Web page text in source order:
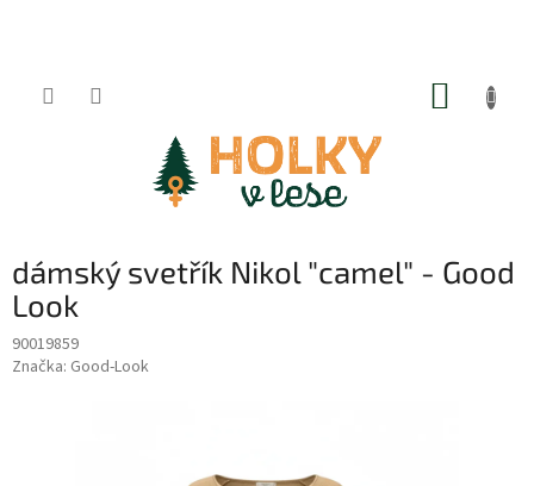
dámský svetřík Nikol "camel" - Good
Look
90019859
Značka: Good-Look